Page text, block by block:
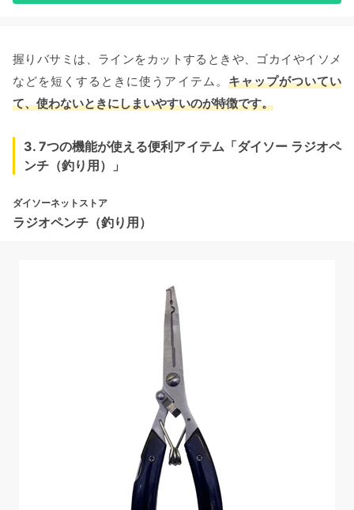
握りバサミは、ラインをカットするときや、ゴカイやイソメ
などを短くするときに使うアイテム。 キャップがついてい
て、使わないときにしまいやすいのが特徴です。
3. 7つの機能が使える便利アイテム「ダイソー ラジオペ
ンチ（釣り用）」
ダイソーネットストア
ラジオペンチ（釣り用）